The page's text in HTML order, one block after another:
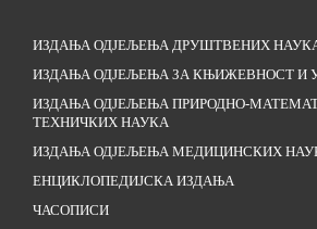
ИЗДАЊА ОДЈЕЉЕЊА ДРУШТВЕНИХ
ИЗДАЊА ОДЈЕЉЕЊА ЗА КЊИЖЕВНОСТ И
ИЗДАЊА ОДЈЕЉЕЊА ПРИРОДНО-
ТЕХНИЧКИХ НАУКА
ИЗДАЊА ОДЈЕЉЕЊА МЕДИЦИНСКИХ
ЕНЦИКЛОПЕДИЈСКА ИЗДАЊА
ЧАСОПИСИ